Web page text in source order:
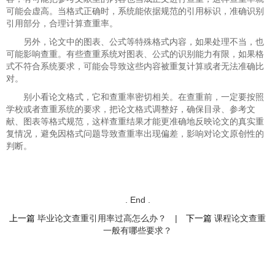
可能会虚高。当格式正确时，系统能依据规范的引用标识，准确识别
引用部分，合理计算查重率。
另外，论文中的图表、公式等特殊格式内容，如果处理不当，也
可能影响查重。有些查重系统对图表、公式的识别能力有限，如果格
式不符合系统要求，可能会导致这些内容被重复计算或者无法准确比
对。
别小看论文格式，它和查重率密切相关。在查重前，一定要按照
学校或者查重系统的要求，把论文格式调整好，确保目录、参考文
献、图表等格式规范，这样查重结果才能更准确地反映论文的真实重
复情况，避免因格式问题导致查重率出现偏差，影响对论文原创性的
判断。
. End .
上一篇 毕业论文查重引用率过高怎么办？ | 下一篇 课程论文查重
一般有哪些要求？